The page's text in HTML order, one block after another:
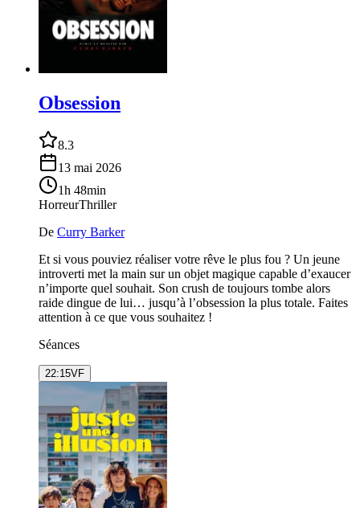
Obsession
8.3
13 mai 2026
1h 48min
HorreurThriller
De Curry Barker
Et si vous pouviez réaliser votre rêve le plus fou ? Un jeune
introverti met la main sur un objet magique capable d’exaucer
n’importe quel souhait. Son crush de toujours tombe alors
raide dingue de lui… jusqu’à l’obsession la plus totale. Faites
attention à ce que vous souhaitez !
Séances
22:15VF